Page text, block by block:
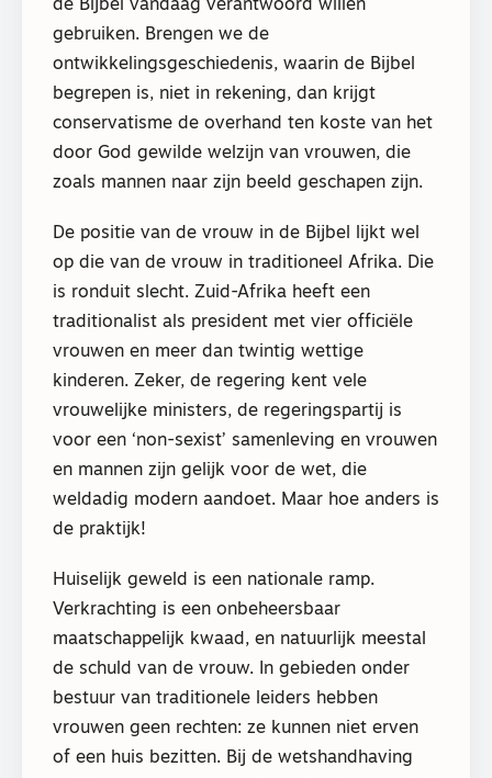
de Bijbel vandaag verantwoord willen
gebruiken. Brengen we de
ontwikkelingsgeschiedenis, waarin de Bijbel
begrepen is, niet in rekening, dan krijgt
conservatisme de overhand ten koste van het
door God gewilde welzijn van vrouwen, die
zoals mannen naar zijn beeld geschapen zijn.
De positie van de vrouw in de Bijbel lijkt wel
op die van de vrouw in traditioneel Afrika. Die
is ronduit slecht. Zuid-Afrika heeft een
traditionalist als president met vier officiële
vrouwen en meer dan twintig wettige
kinderen. Zeker, de regering kent vele
vrouwelijke ministers, de regeringspartij is
voor een ‘non-sexist’ samenleving en vrouwen
en mannen zijn gelijk voor de wet, die
weldadig modern aandoet. Maar hoe anders is
de praktijk!
Huiselijk geweld is een nationale ramp.
Verkrachting is een onbeheersbaar
maatschappelijk kwaad, en natuurlijk meestal
de schuld van de vrouw. In gebieden onder
bestuur van traditionele leiders hebben
vrouwen geen rechten: ze kunnen niet erven
of een huis bezitten. Bij de wetshandhaving